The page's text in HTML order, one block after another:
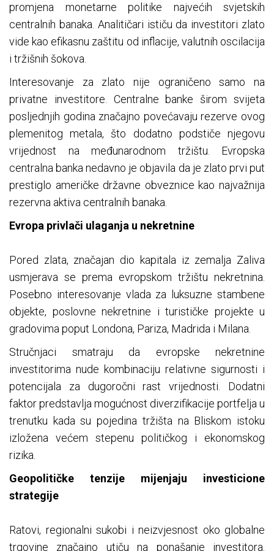
promjena monetarne politike najvećih svjetskih
centralnih banaka. Analitičari ističu da investitori zlato
vide kao efikasnu zaštitu od inflacije, valutnih oscilacija
i tržišnih šokova.
Interesovanje za zlato nije ograničeno samo na
privatne investitore. Centralne banke širom svijeta
posljednjih godina značajno povećavaju rezerve ovog
plemenitog metala, što dodatno podstiče njegovu
vrijednost na međunarodnom tržištu. Evropska
centralna banka nedavno je objavila da je zlato prvi put
prestiglo američke državne obveznice kao najvažnija
rezervna aktiva centralnih banaka.
Evropa privlači ulaganja u nekretnine
Pored zlata, značajan dio kapitala iz zemalja Zaliva
usmjerava se prema evropskom tržištu nekretnina.
Posebno interesovanje vlada za luksuzne stambene
objekte, poslovne nekretnine i turističke projekte u
gradovima poput Londona, Pariza, Madrida i Milana.
Stručnjaci smatraju da evropske nekretnine
investitorima nude kombinaciju relativne sigurnosti i
potencijala za dugoročni rast vrijednosti. Dodatni
faktor predstavlja mogućnost diverzifikacije portfelja u
trenutku kada su pojedina tržišta na Bliskom istoku
izložena većem stepenu političkog i ekonomskog
rizika.
Geopolitičke tenzije mijenjaju investicione
strategije
Ratovi, regionalni sukobi i neizvjesnost oko globalne
trgovine značajno utiču na ponašanje investitora.